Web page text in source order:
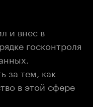
и внес в
госконтроля
за тем, как
в этой сфере